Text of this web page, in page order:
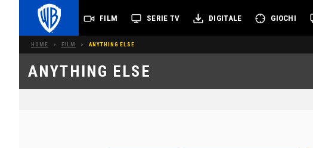
FILM SERIE TV DIGITALE GIOCHI
HOME > FILM > ANYTHING ELSE
ANYTHING ELSE